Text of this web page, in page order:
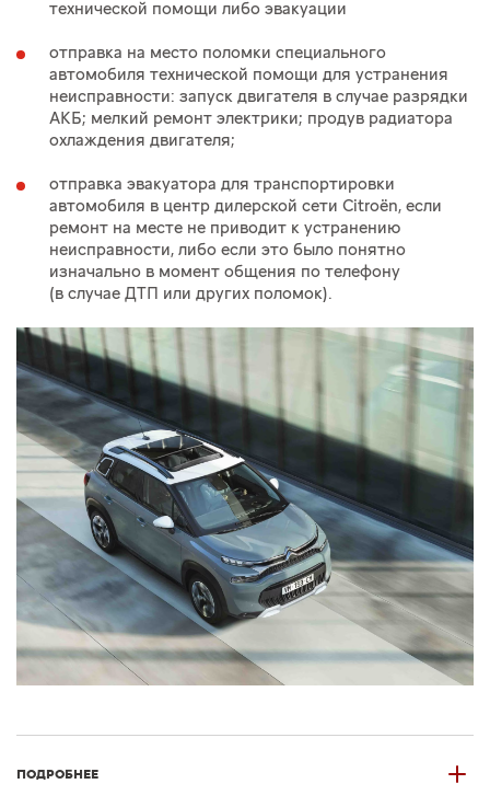
технической помощи либо эвакуации
отправка на место поломки специального
автомобиля технической помощи для устранения
неисправности: запуск двигателя в случае разрядки
АКБ; мелкий ремонт электрики; продув радиатора
охлаждения двигателя;
отправка эвакуатора для транспортировки
автомобиля в центр дилерской сети Citroёn, если
ремонт на месте не приводит к устранению
неисправности, либо если это было понятно
изначально в момент общения по телефону
(в случае ДТП или других поломок).
ПОДРОБНЕЕ